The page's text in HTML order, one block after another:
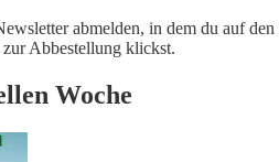
abmelden, in dem du auf den
Abbestellung klickst.
Woche